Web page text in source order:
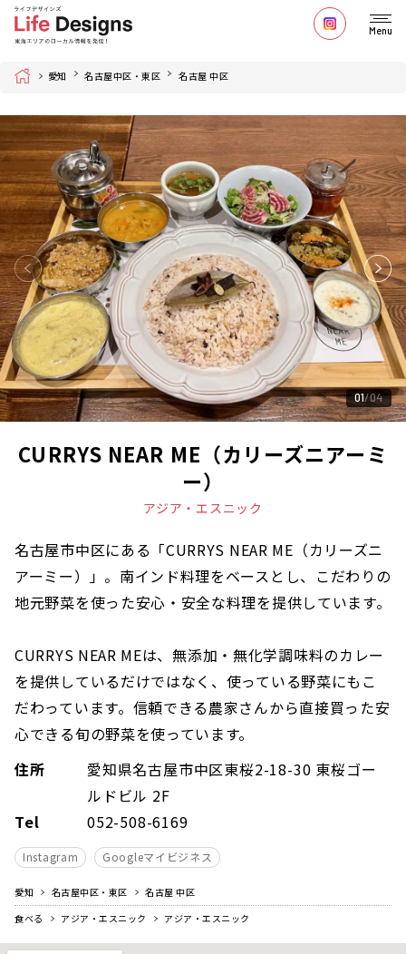
Menu
Home 愛知 名古屋中区・東区 名古屋 中区
01 04
CURRYS NEAR ME（カリーズニアーミ
ー）
アジア・エスニック
名古屋市中区にある「CURRYS NEAR ME（カリーズニ
アーミー）」。南インド料理をベースとし、こだわりの
地元野菜を使った安心・安全な料理を提供しています。
CURRYS NEAR MEは、無添加・無化学調味料のカレー
を提供しているだけではなく、使っている野菜にもこ
だわっています。信頼できる農家さんから直接買った安
心できる旬の野菜を使っています。
住所
愛知県名古屋市中区東桜2-18-30 東桜ゴー
ルドビル 2F
Tel
052-508-6169
Instagram Googleマイビジネス
愛知 名古屋中区・東区
名古屋 中区
食べる
アジア・エスニック アジア・エスニック